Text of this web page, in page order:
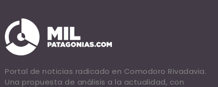
Portal de noticias radicado en Comodoro Rivadavia.
Una propuesta de análisis a la actualidad, con